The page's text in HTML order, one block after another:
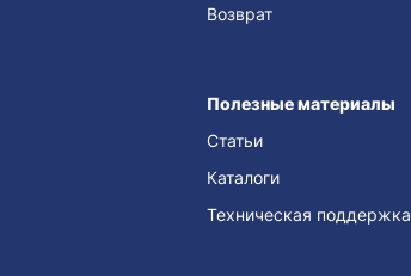
Возврат
Полезные материалы
Статьи
Каталоги
Техническая поддержка